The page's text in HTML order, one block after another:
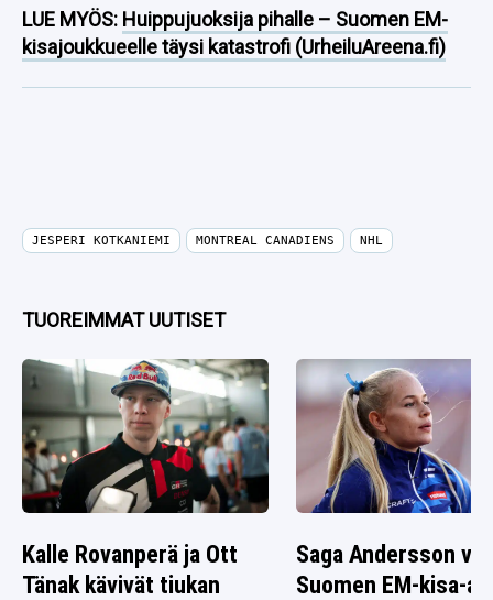
LUE MYÖS: Huippujuoksija pihalle – Suomen EM-
kisajoukkueelle täysi katastrofi (UrheiluAreena.fi)
JESPERI KOTKANIEMI MONTREAL CANADIENS NHL
TUOREIMMAT UUTISET
Kalle Rovanperä ja Ott
Tänak kävivät tiukan
Saga Andersson
Suomen EM-kisa-